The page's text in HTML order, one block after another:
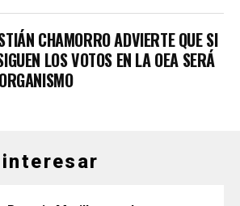
CHAMORRO ADVIERTE QUE SI
LOS VOTOS EN LA OEA SERÁ